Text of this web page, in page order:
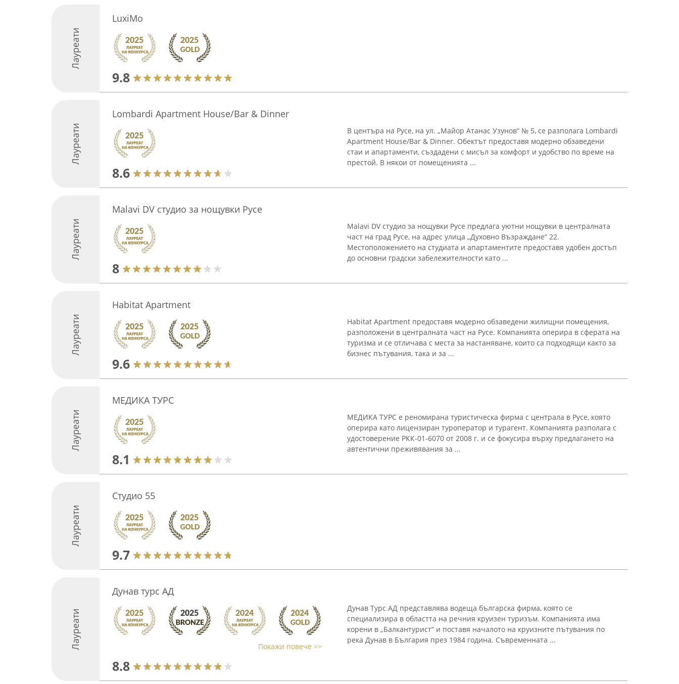
Лауреати
LuxiMo
9.8
Лауреати
Lombardi Apartment House/Bar & Dinner
8.6
В центъра на Русе, на ул. „Майор Атанас Узунов“ № 5, се разполага Lombardi
Apartment House/Bar & Dinner. Обектът предоставя модерно обзаведени
стаи и апартаменти, създадени с мисъл за комфорт и удобство по време на
престой. В някои от помещенията ...
Лауреати
Malavi DV студио за нощувки Русе
8
Malavi DV студио за нощувки Русе предлага уютни нощувки в централната
част на град Русе, на адрес улица „Духовно Възраждане“ 22.
Местоположението на студиата и апартаментите предоставя удобен достъп
до основни градски забележителности като ...
Лауреати
Habitat Apartment
9.6
Habitat Apartment предоставя модерно обзаведени жилищни помещения,
разположени в централната част на Русе. Компанията оперира в сферата на
туризма и се отличава с места за настаняване, които са подходящи както за
бизнес пътувания, така и за ...
Лауреати
МЕДИКА ТУРС
8.1
МЕДИКА ТУРС е реномирана туристическа фирма с централа в Русе, която
оперира като лицензиран туроператор и турагент. Компанията разполага с
удостоверение РКК-01-6070 от 2008 г. и се фокусира върху предлагането на
автентични преживявания за ...
Лауреати
Студио 55
9.7
Лауреати
Дунав турс АД
Покажи повече >>
8.8
Дунав Турс АД представлява водеща българска фирма, която се
специализира в областта на речния круизен туризъм. Компанията има
корени в „Балкантурист“ и поставя началото на круизните пътувания по
река Дунав в България през 1984 година. Съвременната ...